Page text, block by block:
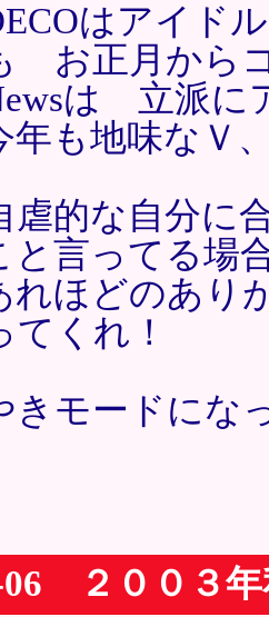
はアイド
お正月から
は 立派に
年も地味なＶ
虐的な自分に
と言ってる場
れほどのあり
てくれ！
きモードにな
06 ２００３